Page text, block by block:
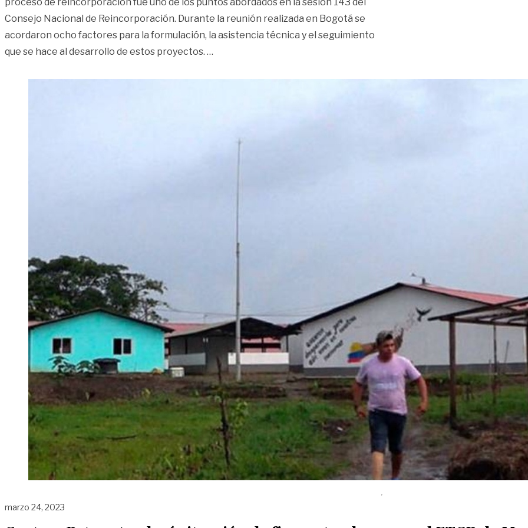
Consejo Nacional de Reincorporación. Durante la reunión realizada en Bogotá se
acordaron ocho factores para la formulación, la asistencia técnica y el seguimiento
que se hace al desarrollo de estos proyectos. …
marzo 24, 2023